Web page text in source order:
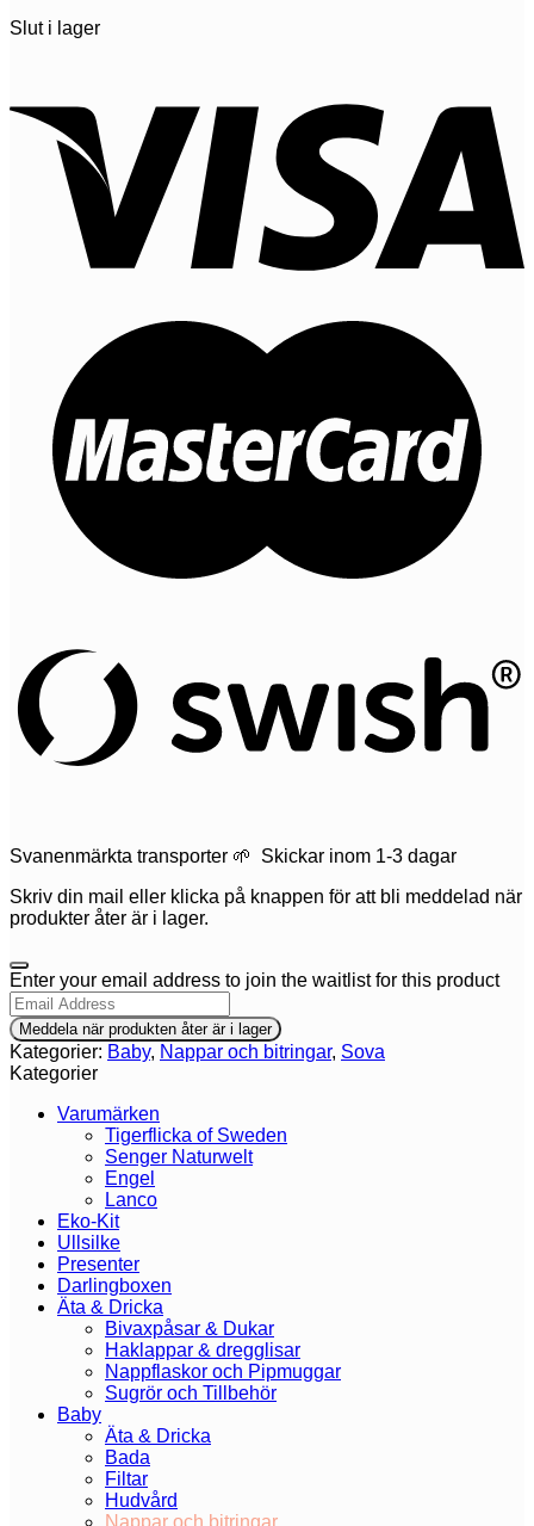
Slut i lager
Svanenmärkta transporter 🌱 Skickar inom 1-3 dagar
Skriv din mail eller klicka på knappen för att bli meddelad när
produkter åter är i lager.
Dismiss
notification
Enter your email address to join the waitlist for this product
Meddela när produkten åter är i lager
Kategorier: Baby, Nappar och bitringar, Sova
Kategorier
Varumärken
Tigerflicka of Sweden
Senger Naturwelt
Engel
Lanco
Eko-Kit
Ullsilke
Presenter
Darlingboxen
Äta & Dricka
Bivaxpåsar & Dukar
Haklappar & dregglisar
Nappflaskor och Pipmuggar
Sugrör och Tillbehör
Baby
Äta & Dricka
Bada
Filtar
Hudvård
Nappar och bitringar